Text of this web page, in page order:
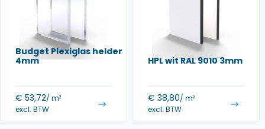
Budget Plexiglas helder
4mm
€ 53,72/ m²
excl. BTW
HPL wit RAL 9010 3mm
€ 38,80/ m²
excl. BTW